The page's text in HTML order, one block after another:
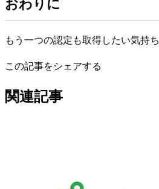
もう一つの認定も取得したい気持ち
この記事をシェアする
関連記事